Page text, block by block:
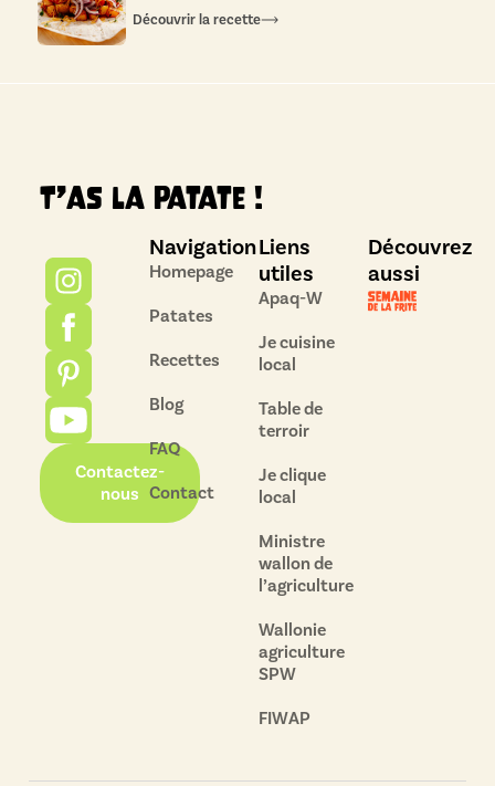
Découvrir la recette
T’as la patate !
Contactez-
nous
Navigation
Homepage
Patates
Recettes
Blog
FAQ
Contact
Liens
utiles
Apaq-W
Je cuisine
local
Table de
terroir
Je clique
local
Ministre
wallon de
l’agriculture
Wallonie
agriculture
SPW
FIWAP
Découvrez
aussi